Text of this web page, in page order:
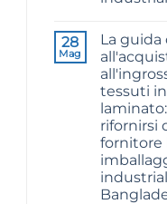
su
24/3
CB
Grade
Jute
Yarn:
Premium
Quality
for
Weaving,
Packaging
and
Industrial
Applications
28
Mag
La
tessuti
rifornirsi
fornitore